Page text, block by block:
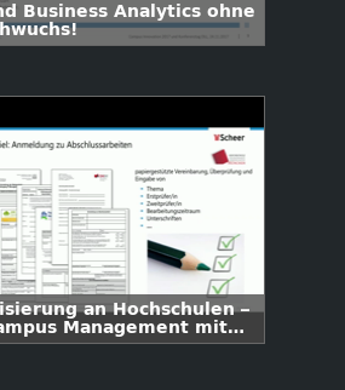
Business Analytics ohne
an Hochschulen –
Management mit
von Scheer zur